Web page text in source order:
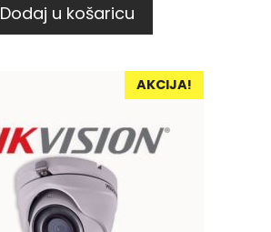
Dodaj u košaricu
AKCIJA!